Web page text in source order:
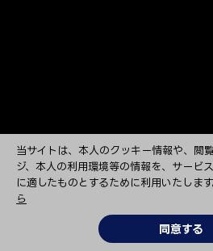
当サイトは、本人のクッキー情報や、閲
ジ、本人の利用環境等の情報を、サービ
に適したものとするために利用いたします
ら
同意する